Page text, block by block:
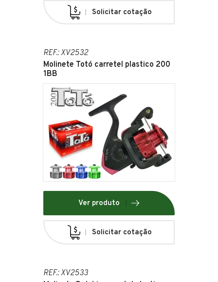
Solicitar cotação
REF.: XV2532
Molinete Totó carretel plastico 200
1BB
Ver produto
Solicitar cotação
REF.: XV2533